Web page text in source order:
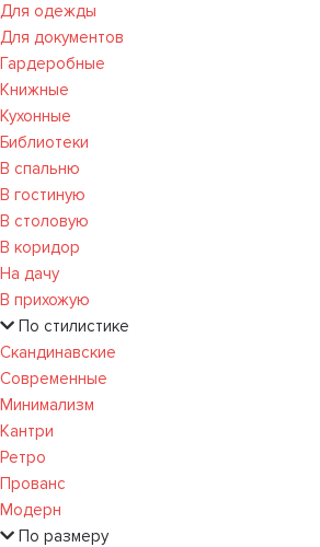
Для одежды
Для документов
Гардеробные
Книжные
Кухонные
Библиотеки
В спальню
В гостиную
В столовую
В коридор
На дачу
В прихожую
По стилистике
Скандинавские
Современные
Минимализм
Кантри
Ретро
Прованс
Модерн
По размеру